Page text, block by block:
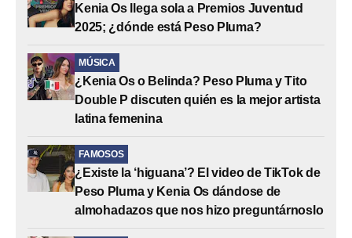
Kenia Os llega sola a Premios Juventud
2025; ¿dónde está Peso Pluma?
MÚSICA
¿Kenia Os o Belinda? Peso Pluma y Tito
Double P discuten quién es la mejor artista
latina femenina
FAMOSOS
¿Existe la ‘higuana’? El video de TikTok de
Peso Pluma y Kenia Os dándose de
almohadazos que nos hizo preguntárnoslo